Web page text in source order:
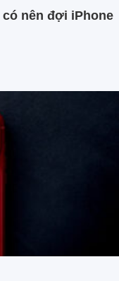
có nên đợi iPhone